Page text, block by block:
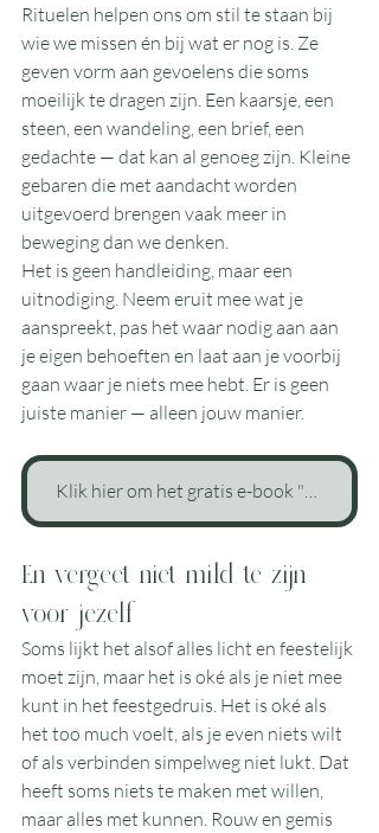
Rituelen helpen ons om stil te staan bij
wie we missen én bij wat er nog is. Ze
geven vorm aan gevoelens die soms
moeilijk te dragen zijn. Een kaarsje, een
steen, een wandeling, een brief, een
gedachte — dat kan al genoeg zijn. Kleine
gebaren die met aandacht worden
uitgevoerd brengen vaak meer in
beweging dan we denken.
Het is geen handleiding, maar een
uitnodiging. Neem eruit mee wat je
aanspreekt, pas het waar nodig aan aan
je eigen behoeften en laat aan je voorbij
gaan waar je niets mee hebt. Er is geen
juiste manier — alleen jouw manier.
Klik hier om het gratis e-book "Rituelen & herinneringen in de decembermaand" aan te vragen.
En vergeet niet mild te zijn
voor jezelf
Soms lijkt het alsof alles licht en feestelijk
moet zijn, maar het is oké als je niet mee
kunt in het feestgedruis. Het is oké als
het too much voelt, als je even niets wilt
of als verbinden simpelweg niet lukt. Dat
heeft soms niets te maken met willen,
maar alles met kunnen. Rouw en gemis